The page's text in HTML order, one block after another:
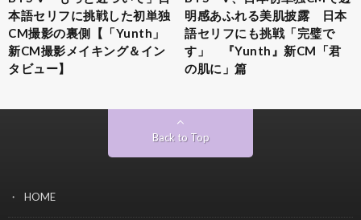
本語セリフに挑戦した初単独
CM撮影の裏側【「Yunth」
新CM撮影メイキング＆イン
タビュー】
明感あふれる美肌披露 日本
語セリフにも挑戦「完璧で
す」 『Yunth』新CM「君
の肌に」篇
Back to Top
HOME